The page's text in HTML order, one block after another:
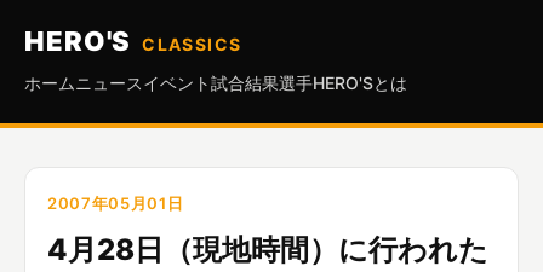
HERO'S
CLASSICS
ホーム ニュースイベント試合結果選手HERO'Sとは
2007年05月01日
4月28日（現地時間）に行われた